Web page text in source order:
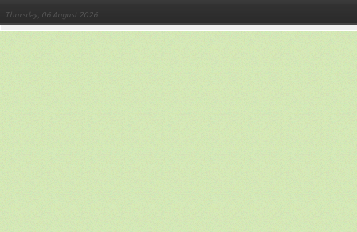
Thursday, 06 August 2026